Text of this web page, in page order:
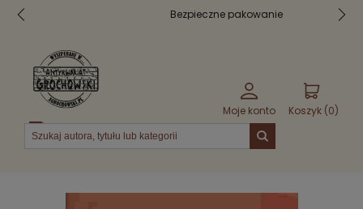
Bezpieczne pakowanie
Moje konto Koszyk (0)
Menu